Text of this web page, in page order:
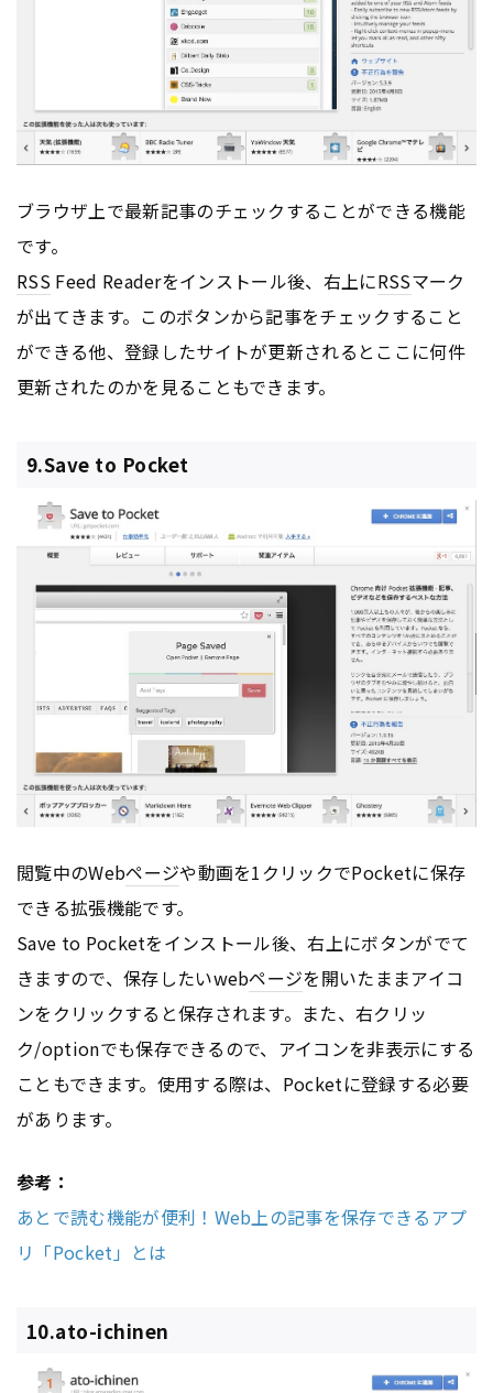
ブラウザ上で最新記事のチェックすることができる機能
です。
RSSFeed Readerをインストール後、右上にRSSマーク
が出てきます。このボタンから記事をチェックすること
ができる他、登録したサイトが更新されるとここに何件
更新されたのかを見ることもできます。
9.Save to Pocket
閲覧中のWebページや動画を1クリックでPocketに保存
できる拡張機能です。
Save to Pocketをインストール後、右上にボタンがでて
きますので、保存したいwebページを開いたままアイコ
ンをクリックすると保存されます。また、右クリッ
ク/optionでも保存できるので、アイコンを非表示にする
こともできます。使用する際は、Pocketに登録する必要
があります。
参考：
あとで読む機能が便利！Web上の記事を保存できるアプ
リ「Pocket」とは
10.ato-ichinen